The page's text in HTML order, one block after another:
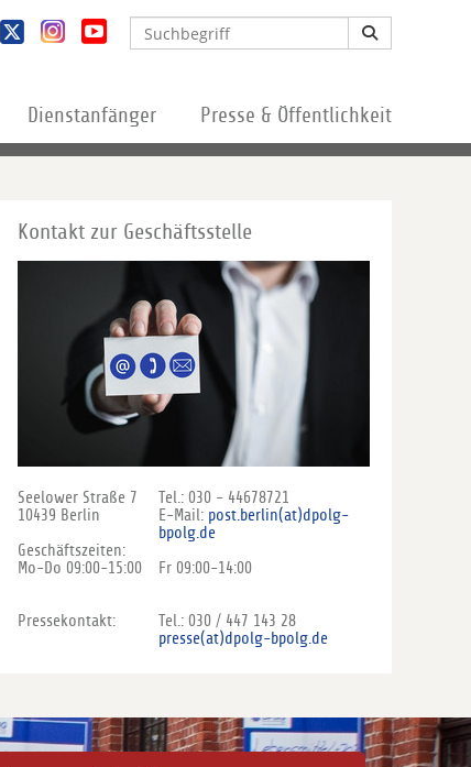
Dienstanfänger Presse & Öffentlichkeit
Kontakt zur Geschäftsstelle
Seelower Straße 7
10439 Berlin
Geschäftszeiten:
Mo-Do 09:00-15:00
Pressekontakt:
Tel.: 030 - 44678721
E-Mail: post.berlin(at)dpolg-
bpolg.de
Fr 09:00-14:00
Tel.: 030 / 447 143 28
presse(at)dpolg-bpolg.de